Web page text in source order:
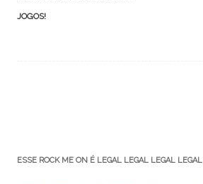
JOGOS!
ESSE ROCK ME ON É LEGAL LEGAL LEGAL LEGAL